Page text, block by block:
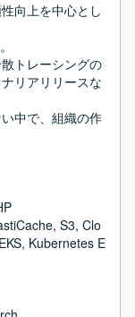
向上を中心とし
トレーシングの
リアリリースな
中で、組織の作
S3, Clo
Kubernetes E